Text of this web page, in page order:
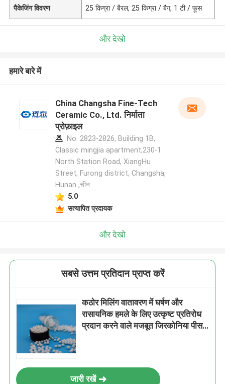
पैकेजिंग विवरण 25 किग्रा / बैरल, 25 किग्रा / बैग, 1 टी / फूस
और देखो
हमारे बारे में
China Changsha Fine-Tech
Ceramic Co., Ltd. निर्माता
प्रोफ़ाइल
No. 2823-2826, Building 1B,
Classic mingjia apartment,230-1
North Station Road, XiangHu
Street, Furong district, Changsha,
Hunan ,चीन
5.0
सत्यापित प्रदायक
और देखो
सबसे उत्तम प्रतिदान प्राप्त करें
कठोर मिलिंग वातावरण में घर्षण और
रासायनिक हमले के लिए उत्कृष्ट प्रतिरोध
प्रदान करने वाले मजबूत जिरकोनिया पीस
जारी रखें